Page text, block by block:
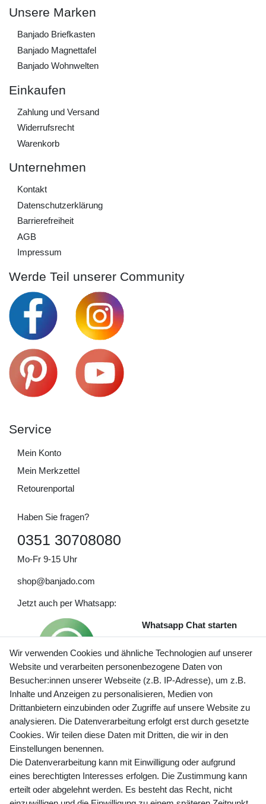
Unsere Marken
Banjado Briefkasten
Banjado Magnettafel
Banjado Wohnwelten
Einkaufen
Zahlung und Versand
Widerrufs­recht
Warenkorb
Unternehmen
Kontakt
Daten­schutz­erklärung
Barrierefreiheit
AGB
Impressum
Werde Teil unserer Community
Service
Mein Konto
Mein Merkzettel
Retourenportal
Haben Sie fragen?
0351 30708080
Mo-Fr 9-15 Uhr
shop@banjado.com
Jetzt auch per Whatsapp:
Whatsapp Chat starten
Preisangaben inkl. gesetzl. MwSt. und zzgl. Service- und
Versandkosten
Newsletter Anmeldung - Keine Angebote
mehr verpassen!
Wir verwenden Cookies und ähnliche Technologien auf unserer
Website und verarbeiten personenbezogene Daten von
Besucher:innen unserer Webseite (z.B. IP-Adresse), um z.B.
Inhalte und Anzeigen zu personalisieren, Medien von
Drittanbietern einzubinden oder Zugriffe auf unsere Website zu
analysieren. Die Datenverarbeitung erfolgt erst durch gesetzte
Cookies. Wir teilen diese Daten mit Dritten, die wir in den
Einstellungen benennen.
Die Datenverarbeitung kann mit Einwilligung oder aufgrund
eines berechtigten Interesses erfolgen. Die Zustimmung kann
erteilt oder abgelehnt werden. Es besteht das Recht, nicht